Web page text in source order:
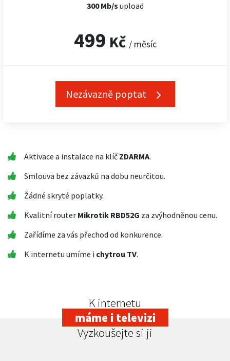
300 Mb/s upload
499 Kč / měsíc
Nezávazně poptat
Aktivace a instalace na klíč ZDARMA.
Smlouva bez závazků na dobu neurčitou.
Žádné skryté poplatky.
Kvalitní router Mikrotik RBD52G za zvýhodněnou cenu.
Zařídíme za vás přechod od konkurence.
K internetu umíme i chytrou TV.
K internetu
máme i televizi
Vyzkoušejte si ji